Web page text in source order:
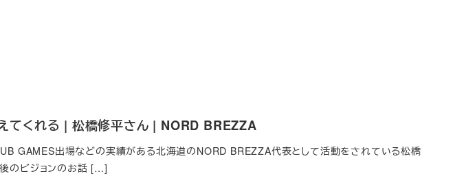
てくれる | 松橋修平さん | NORD BREZZA
GAMES出場などの実績がある北海道のNORD BREZZA代表として活動をされている松橋
のビジョンのお話 […]